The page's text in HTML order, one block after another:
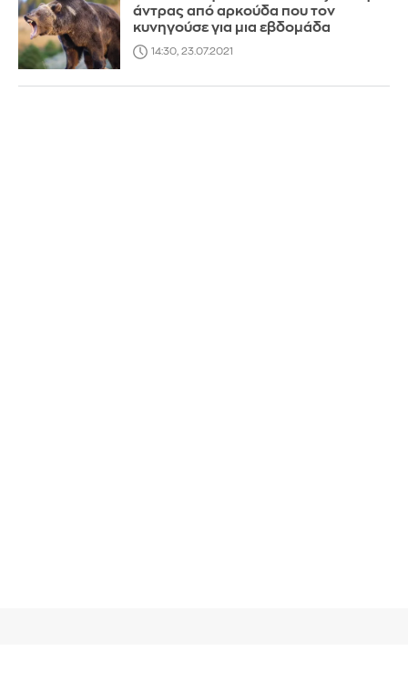
άντρας από αρκούδα που τον
κυνηγούσε για μια εβδομάδα
14:30, 23.07.2021